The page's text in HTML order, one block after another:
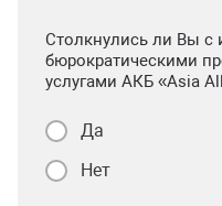
Столкнулись ли Вы
бюрократическими
услугами АКБ «Asia
Да
Нет